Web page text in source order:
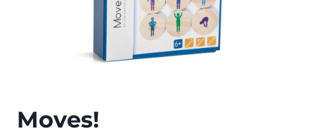
Moves!